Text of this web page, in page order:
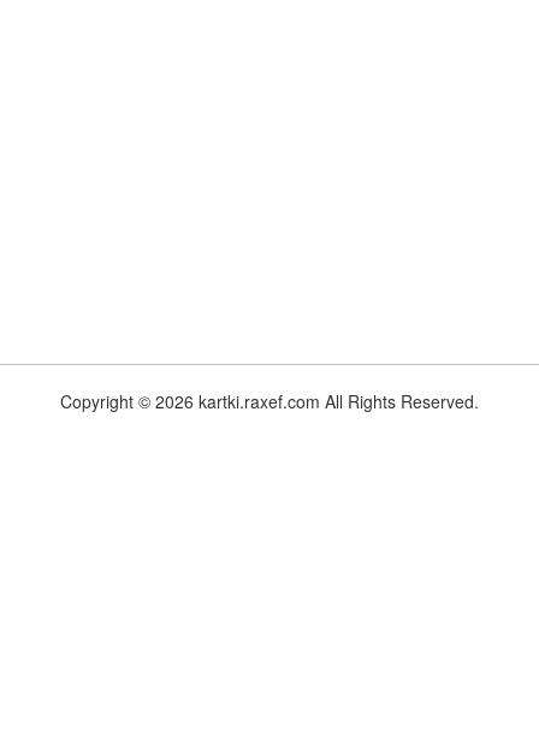
Copyright © 2026 kartki.raxef.com All Rights Reserved.